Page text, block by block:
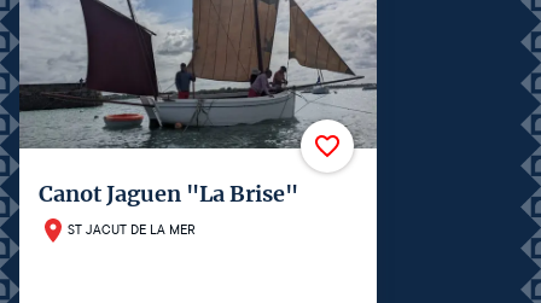
Canot Jaguen "La Brise"
ST JACUT DE LA MER